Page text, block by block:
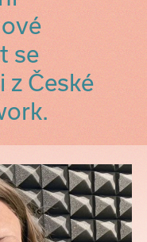
se
České